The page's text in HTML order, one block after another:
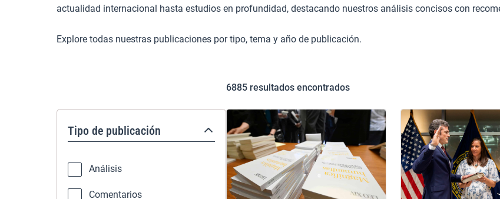
actualidad internacional hasta estudios en profundidad, destacando nuestros análisis concisos con
Explore todas nuestras publicaciones por tipo, tema y año de publicación.
6885 resultados encontrados
Tipo de publicación
Análisis
Comentarios